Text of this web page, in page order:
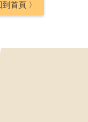
到首頁 〉